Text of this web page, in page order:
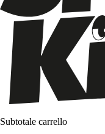
Subtotale carrello